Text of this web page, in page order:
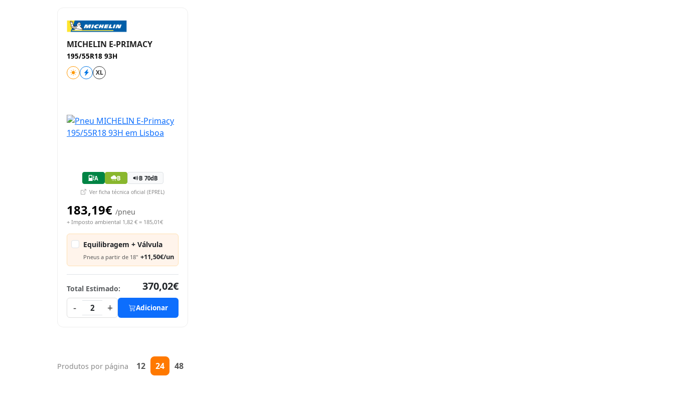
MICHELIN E-PRIMACY
195/55R18 93H
XL
A B B 70dB
Ver ficha técnica oficial (EPREL)
183,19€ /pneu
+ Imposto ambiental 1,82 € = 185,01€
Equilibragem + Válvula
Pneus a partir de 18" +11,50€/un
Total Estimado:
370,02€
-
2 + Adicionar
Produtos por página 12 24 48